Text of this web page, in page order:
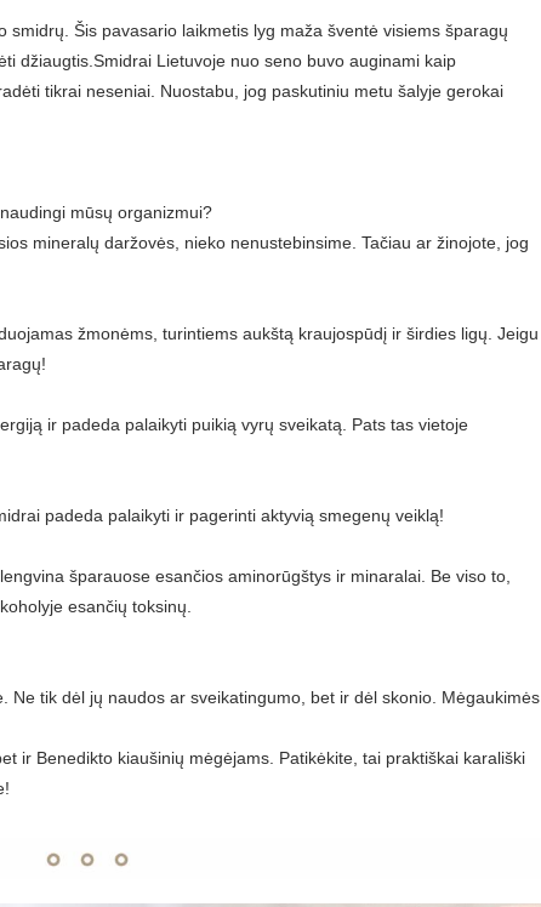
Šis pavasario laikmetis lyg maža šventė visiems šparagų
džiaugtis.Smidrai Lietuvoje nuo seno buvo auginami kaip
tikrai neseniai. Nuostabu, jog paskutiniu metu šalyje gerokai
mūsų organizmui?
mineralų daržovės, nieko nenustebinsime. Tačiau ar žinojote, jog
žmonėms, turintiems aukštą kraujospūdį ir širdies ligų. Jeigu
ir padeda palaikyti puikią vyrų sveikatą. Pats tas vietoje
padeda palaikyti ir pagerinti aktyvią smegenų veiklą!
šparauose esančios aminorūgštys ir minaralai. Be viso to,
esančių toksinų.
Ne tik dėl jų naudos ar sveikatingumo, bet ir dėl skonio. Mėgaukimės
ir Benedikto kiaušinių mėgėjams. Patikėkite, tai praktiškai karališki